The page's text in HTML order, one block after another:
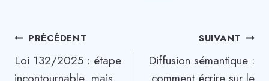
Navigation
de
PRÉCÉDENT
Loi 132/2025 : étape
SUIVANT
Diffusion sémantique :